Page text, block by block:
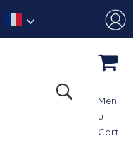
Men
u
Cart